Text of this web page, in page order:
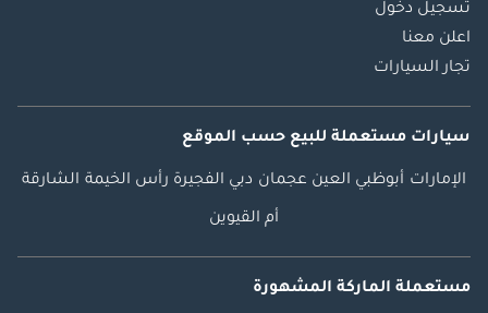
تسجيل دخول
اعلن معنا
تجار السيارات
سيارات مستعملة للبيع حسب الموقع
الإمارات أبوظبي العين عجمان دبي الفجيرة رأس الخيمة الشارقة
أم القيوين
مستعملة الماركة المشهورة